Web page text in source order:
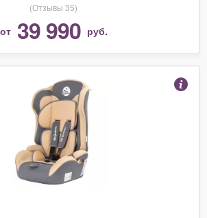
(Отзывы 35)
от 39 990 руб.